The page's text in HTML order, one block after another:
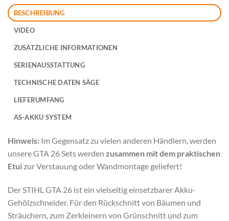
BESCHREIBUNG
VIDEO
ZUSÄTZLICHE INFORMATIONEN
SERIENAUSSTATTUNG
TECHNISCHE DATEN SÄGE
LIEFERUMFANG
AS-AKKU SYSTEM
Hinweis: Im Gegensatz zu vielen anderen Händlern, werden
unsere GTA 26 Sets werden zusammen mit dem praktischen
Etuizur Verstauung oder Wandmontage geliefert!
Der STIHL GTA 26 ist ein vielseitig einsetzbarer Akku-
Gehölzschneider. Für den Rückschnitt von Bäumen und
Sträuchern, zum Zerkleinern von Grünschnitt und zum